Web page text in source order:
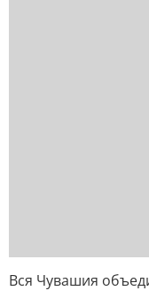
Вся Чувашия